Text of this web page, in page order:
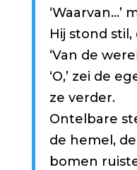
‘Waarvan…’
Hij stond
‘Van de
‘O,’ zei de
ze verder.
Ontelbare
de hemel,
bomen